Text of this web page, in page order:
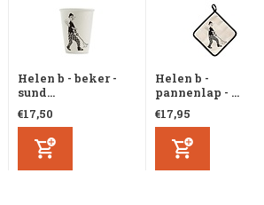
Helen b - beker -
sund...
€17,50
Helen b -
pannenlap - ...
€17,95